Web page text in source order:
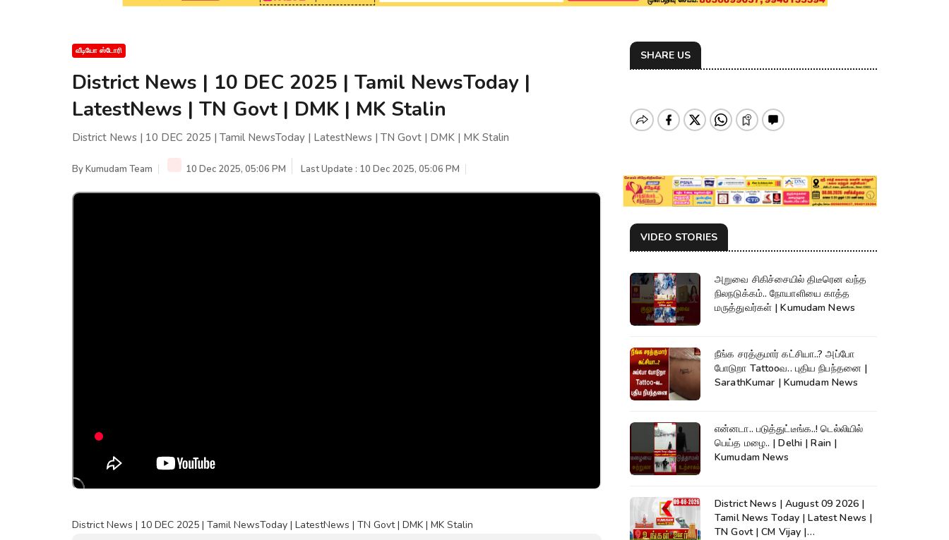
வீடியோ ஸ்டோரி
District News | 10 DEC 2025 | Tamil NewsToday |
LatestNews | TN Govt | DMK | MK Stalin
District News | 10 DEC 2025 | Tamil NewsToday | LatestNews | TN Govt | DMK | MK Stalin
ByKumudam Team 10 Dec 2025, 05:06 PM Last Update : 10 Dec 2025, 05:06 PM
District News | 10 DEC 2025 | Tamil NewsToday | LatestNews | TN Govt | DMK | MK Stalin
SHARE US
VIDEO STORIES
அறுவை சிகிச்சையில் திடீரென வந்த
நிலநடுக்கம்.. நோயாளியை காத்த
மருத்துவர்கள் | Kumudam News
நீங்க சரத்குமார் கட்சியா..? அப்போ
போடுறா Tattooவ.. புதிய நிபந்தனை |
SarathKumar | Kumudam News
என்னடா.. படுத்துட்டீங்க..! டெல்லியில்
பெய்த மழை.. | Delhi | Rain |
Kumudam News
District News | August 09 2026 |
Tamil News Today | Latest News |
TN Govt | CM Vijay |